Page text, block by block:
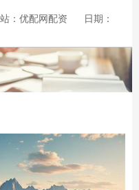
：优配网配资
日期：